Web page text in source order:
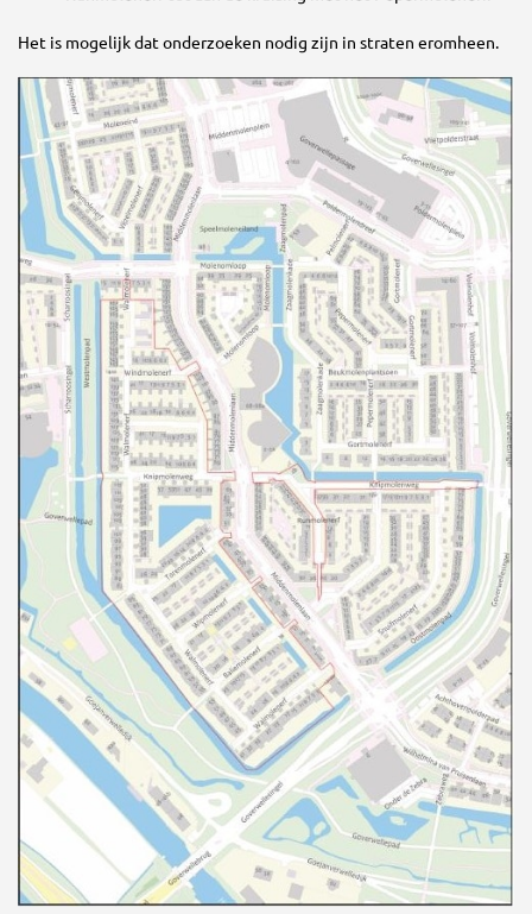
Het is mogelijk dat onderzoeken nodig zijn in straten eromheen.